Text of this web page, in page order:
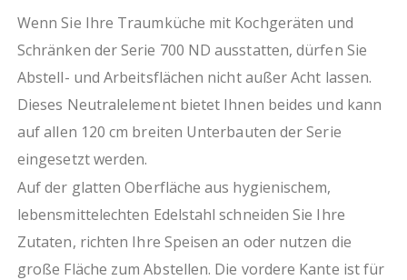
Wenn Sie Ihre Traumküche mit Kochgeräten und
Schränken der Serie 700 ND ausstatten, dürfen Sie
Abstell- und Arbeitsflächen nicht außer Acht lassen.
Dieses Neutralelement bietet Ihnen beides und kann
auf allen 120 cm breiten Unterbauten der Serie
eingesetzt werden.
Auf der glatten Oberfläche aus hygienischem,
lebensmittelechten Edelstahl schneiden Sie Ihre
Zutaten, richten Ihre Speisen an oder nutzen die
große Fläche zum Abstellen. Die vordere Kante ist für